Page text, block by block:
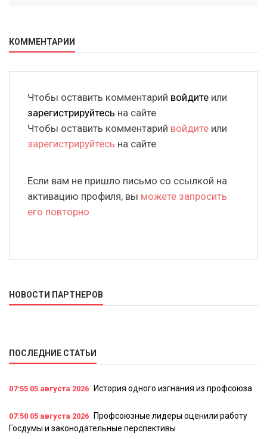
КОММЕНТАРИИ
Чтобы оставить комментарий войдите или
зарегистрируйтесь на сайте
Чтобы оставить комментарий войдите или
зарегистрируйтесь на сайте
Если вам не пришло письмо со ссылкой на
активацию профиля, вы можете запросить
его повторно
НОВОСТИ ПАРТНЕРОВ
ПОСЛЕДНИЕ СТАТЬИ
07:55 05 августа 2026 История одного изгнания из профсоюза
07:50 05 августа 2026
Профсоюзные лидеры оценили работу
Госдумы и законодательные перспективы